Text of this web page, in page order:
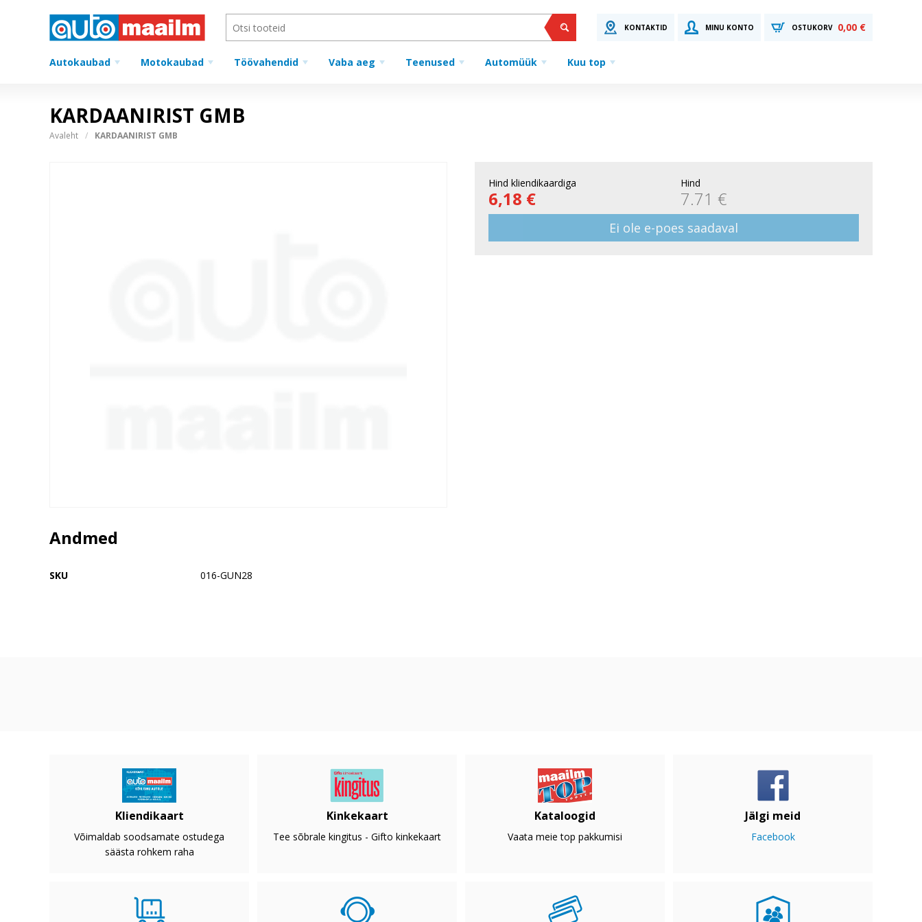
KONTAKTID MINU KONTO OSTUKORV 0,00 €
Autokaubad Motokaubad Töövahendid Vaba aeg Teenused Automüük Kuu top
KARDAANIRIST GMB
Avaleht KARDAANIRIST GMB
Hind kliendikaardiga
6,18 €
Hind
7.71 €
Ei ole e-poes saadaval
Andmed
SKU 016-GUN28
Kliendikaart
Võimaldab soodsamate ostudega
säästa rohkem raha
Kinkekaart
Tee sõbrale kingitus - Gifto kinkekaart
Kataloogid
Vaata meie top pakkumisi
Jälgi meid
Facebook